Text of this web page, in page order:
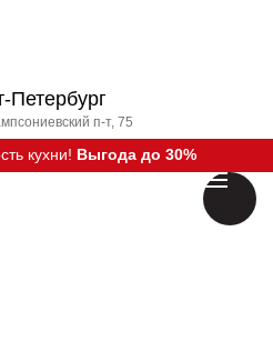
Петербург
п-т, 75
кухни! Выгода до 30%